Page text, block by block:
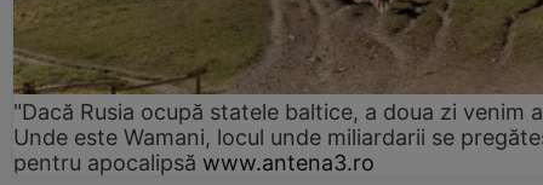
"Dacă Rusia ocupă statele baltice, a doua zi venim
Unde este Wamani, locul unde miliardarii se
pentru apocalipsă www.antena3.ro